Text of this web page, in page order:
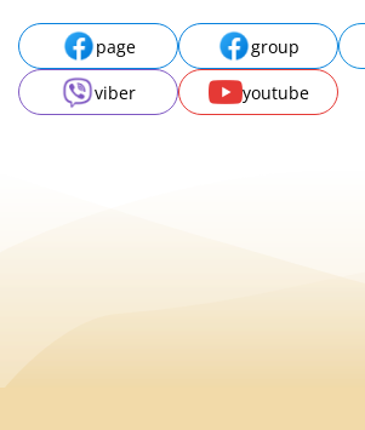
page group
viber
youtube